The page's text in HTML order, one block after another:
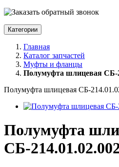
Категории
Главная
Каталог запчастей
Муфты и фланцы
Полумуфта шлицевая СБ-
Полумуфта шлицевая СБ-
Полумуфта
СБ-